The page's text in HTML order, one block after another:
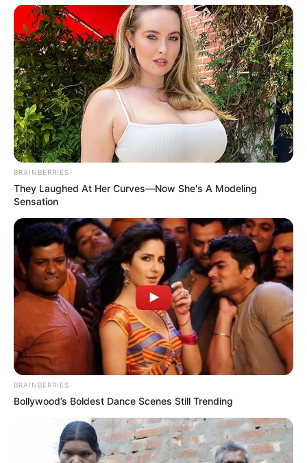
BRAINBERRIES
They Laughed At Her Curves—Now She's A Modeling
Sensation
BRAINBERRIES
Bollywood’s Boldest Dance Scenes Still Trending